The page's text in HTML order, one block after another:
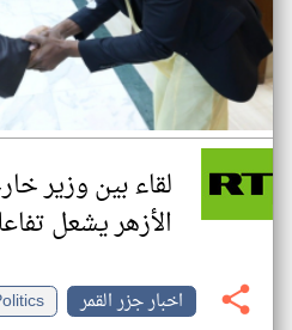
لقاء بين وزير
الأزهر يشعل
اخبار جزر القمر